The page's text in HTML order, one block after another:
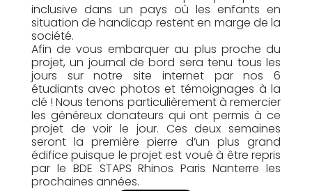
inclusive dans un pays où les enfants en
situation de handicap restent en marge de la
société.
Afin de vous embarquer au plus proche du
projet, un journal de bord sera tenu tous les
jours sur notre site internet par nos 6
étudiants avec photos et témoignages à la
clé ! Nous tenons particulièrement à remercier
les généreux donateurs qui ont permis à ce
projet de voir le jour. Ces deux semaines
seront la première pierre d’un plus grand
édifice puisque le projet est voué à être repris
par le BDE STAPS Rhinos Paris Nanterre les
prochaines années.